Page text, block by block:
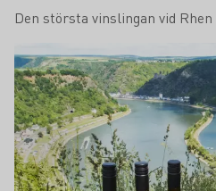
Den största vinslingan vid Rhen
Läs mer om detta